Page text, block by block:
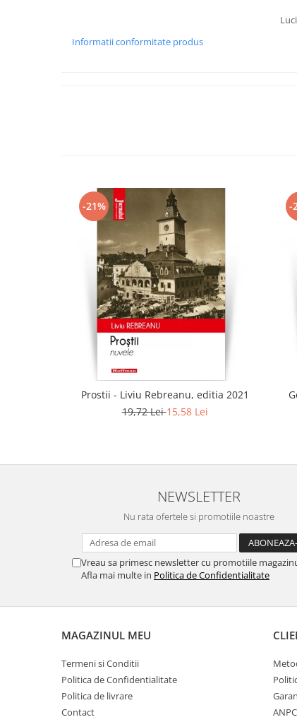
Informatii conformitate produs
-21%
Prostii - Liviu Rebreanu, editia 2021
19,72 Lei15,58 Lei
-
NEWSLETTER
Nu rata ofertele si promotiile noastre
Vreau sa primesc newsletter cu promotiile
Afla mai multe in Politica de Confidentialitate
MAGAZINUL MEU
Termeni si Conditii
Politica de Confidentialitate
Politica de livrare
Contact
ANPC